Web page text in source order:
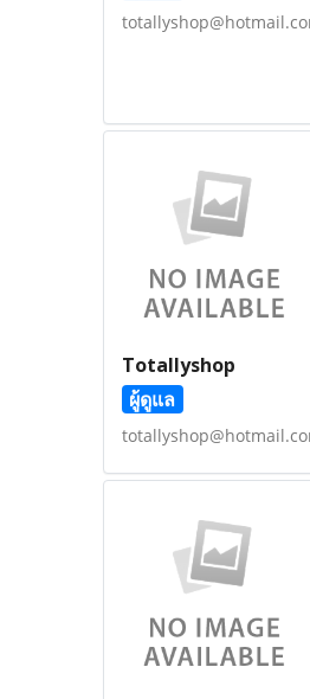
Totallyshop
ผู้ดูแล